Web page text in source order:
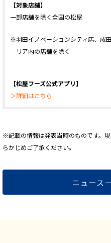
【対象店舗】
一部店舗を除く全国の松屋
※羽田イノベーションシティ店、成
リア内の店舗を除く
【松屋フーズ公式アプリ】
＞詳細はこちら
※記載の情報は発表当時のものです。
らかじめご了承ください。
ニュース